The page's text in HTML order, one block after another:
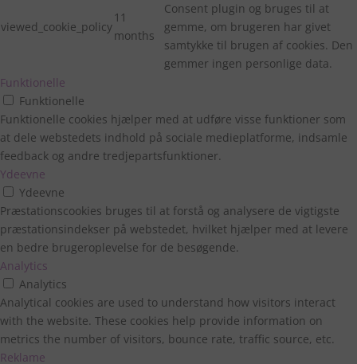
viewed_cookie_policy
11
months
Consent plugin og bruges til at
gemme, om brugeren har givet
samtykke til brugen af cookies. Den
gemmer ingen personlige data.
Funktionelle
Funktionelle
Funktionelle cookies hjælper med at udføre visse funktioner som
at dele webstedets indhold på sociale medieplatforme, indsamle
feedback og andre tredjepartsfunktioner.
Ydeevne
Ydeevne
Præstationscookies bruges til at forstå og analysere de vigtigste
præstationsindekser på webstedet, hvilket hjælper med at levere
en bedre brugeroplevelse for de besøgende.
Analytics
Analytics
Analytical cookies are used to understand how visitors interact
with the website. These cookies help provide information on
metrics the number of visitors, bounce rate, traffic source, etc.
Reklame
Velkommen til
Fairygardenstuff